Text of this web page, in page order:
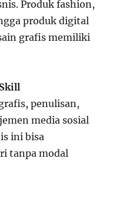
Produk fashion,
produk digital
grafis memiliki
penulisan,
media sosial
ini bisa
tanpa modal